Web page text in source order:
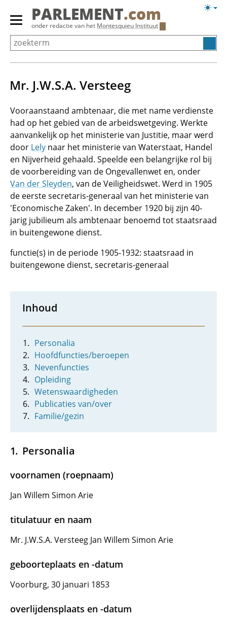
Overslaan
Primair
menu
tonen/verbergen
PARLEMENT.com
onder redactie van het Montesquieu Instituut
Mr. J.W.S.A. Versteeg
Vooraanstaand ambtenaar, die met name verdienste
had op het gebied van de arbeidswetgeving. Werkte
aanvankelijk op het ministerie van Justitie, maar werd
door Lely naar het ministerie van Waterstaat, Handel
en Nijverheid gehaald. Speelde een belangrijke rol bij
de voorbereiding van de Ongevallenwet en, onder
Van der Sleyden, van de Veiligheidswet. Werd in 1905
de eerste secretaris-generaal van het ministerie van
'Economische Zaken'. In december 1920 bij zijn 40-
jarig jubilieum als ambtenaar benoemd tot staatsraad
in buitengewone dienst.
functie(s) in de periode 1905-1932: staatsraad in
buitengewone dienst, secretaris-generaal
Inhoud
Personalia
Hoofdfuncties/beroepen
Nevenfuncties
Opleiding
Wetenswaardigheden
Publicaties van/over
Familie/gezin
Personalia
voornamen (roepnaam)
Jan Willem Simon Arie
titulatuur en naam
Mr. J.W.S.A. Versteeg Jan Willem Simon Arie
geboorteplaats en -datum
Voorburg, 30 januari 1853
overlijdensplaats en -datum